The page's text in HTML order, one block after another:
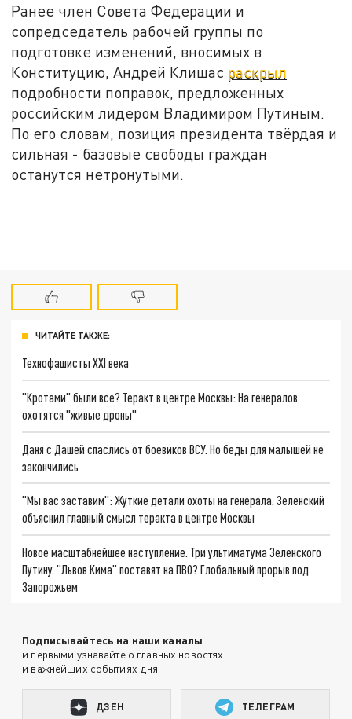
Ранее член Совета Федерации и
сопредседатель рабочей группы по
подготовке изменений, вносимых в
Конституцию, Андрей Клишас раскрыл
подробности поправок, предложенных
российским лидером Владимиром Путиным.
По его словам, позиция президента твёрдая и
сильная - базовые свободы граждан
останутся нетронутыми.
ЧИТАЙТЕ ТАКЖЕ:
Технофашисты XXI века
"Кротами" были все? Теракт в центре Москвы: На генералов
охотятся "живые дроны"
Даня с Дашей спаслись от боевиков ВСУ. Но беды для малышей не
закончились
"Мы вас заставим": Жуткие детали охоты на генерала. Зеленский
объяснил главный смысл теракта в центре Москвы
Новое масштабнейшее наступление. Три ультиматума Зеленского
Путину. "Львов Кима" поставят на ПВО? Глобальный прорыв под
Запорожьем
Подписывайтесь на наши каналы
и первыми узнавайте о главных новостях
и важнейших событиях дня.
ДЗЕН ТЕЛЕГРАМ